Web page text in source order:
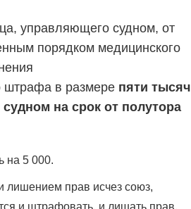
управляющего судном, от
порядком медицинского
штрафа в размере пяти тысяч
на срок от полутора
на 5 000.
лишением прав исчез союз,
и штрафовать, и лишать прав.